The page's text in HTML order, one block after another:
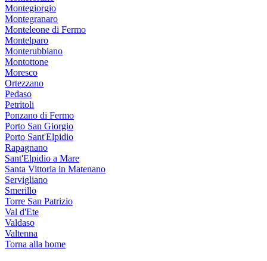
Montegiorgio
Montegranaro
Monteleone di Fermo
Montelparo
Monterubbiano
Montottone
Moresco
Ortezzano
Pedaso
Petritoli
Ponzano di Fermo
Porto San Giorgio
Porto Sant'Elpidio
Rapagnano
Sant'Elpidio a Mare
Santa Vittoria in Matenano
Servigliano
Smerillo
Torre San Patrizio
Val d'Ete
Valdaso
Valtenna
Torna alla home